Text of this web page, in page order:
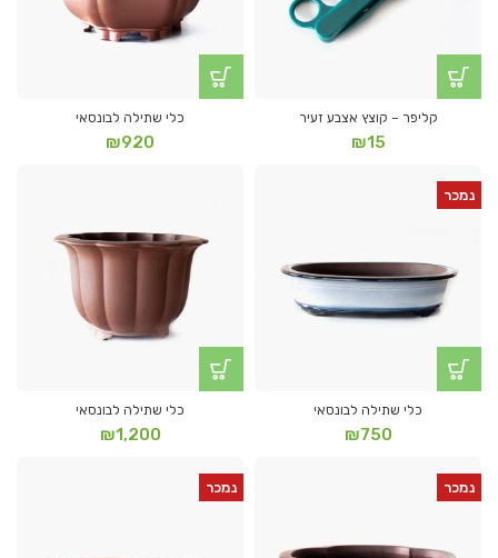
קליפר – קוצץ אצבע זעיר
₪15
כלי שתילה לבונסאי
₪920
נמכר
כלי שתילה לבונסאי
₪750
כלי שתילה לבונסאי
₪1,200
נמכר נמכר